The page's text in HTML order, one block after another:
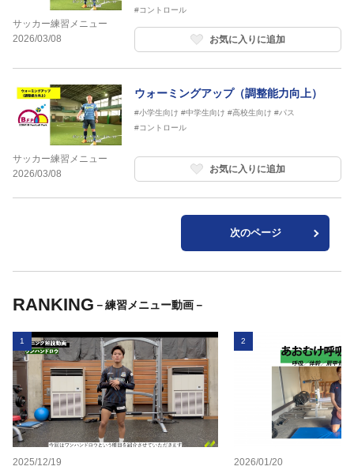
サッカー練習メニュー
2026/03/08
#コントロール
お気に入りに追加
サッカー練習メニュー
2026/03/08
ウォーミングアップ（調整能力向上）
#小学生向け #中学生向け #高校生向け #パス
#コントロール
お気に入りに追加
次のページ
RANKING －練習メニュー動画－
1
2025/12/19
2
2026/01/20